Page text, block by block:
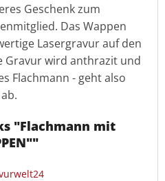
Geschenk zum
Das Wappen
Lasergravur auf den
Gravur wird anthrazit und
Flachmann - geht also
"Flachmann mit